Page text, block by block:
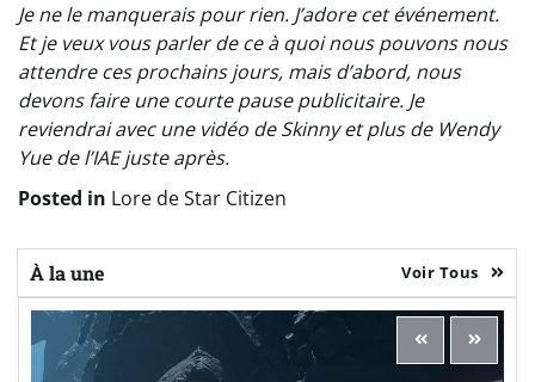
Je ne le manquerais pour rien. J’adore cet événement.
Et je veux vous parler de ce à quoi nous pouvons nous
attendre ces prochains jours, mais d’abord, nous
devons faire une courte pause publicitaire. Je
reviendrai avec une vidéo de Skinny et plus de Wendy
Yue de l’IAE juste après.
Posted in Lore de Star Citizen
À la une Voir Tous